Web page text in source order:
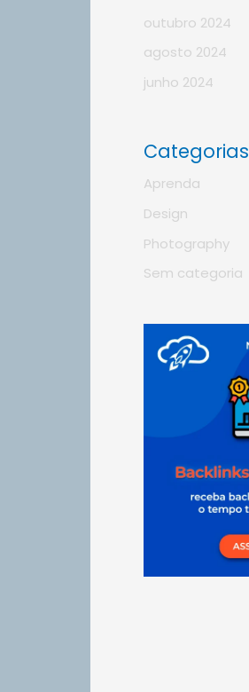
outubro 2024
agosto 2024
junho 2024
Categorias
Aprenda
Design
Photography
Sem categoria